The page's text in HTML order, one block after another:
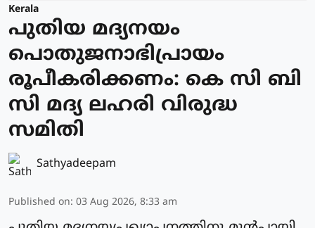
Kerala
പുതിയ മദ്യനയം
പൊതുജനാഭിപ്രായം
രൂപീകരിക്കണം: കെ സി ബി
സി മദ്യ ലഹരി വിരുദ്ധ
സമിതി
Sathyadeepam
Published on: 03 Aug 2026, 8:33 am